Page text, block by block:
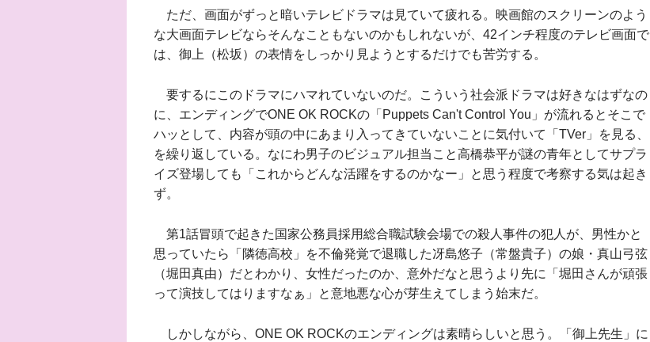
ただ、画面がずっと暗いテレビドラマは見ていて疲れる。映画館のスクリーンのよう
な大画面テレビならそんなこともないのかもしれないが、42インチ程度のテレビ画面で
は、御上（松坂）の表情をしっかり見ようとするだけでも苦労する。
要するにこのドラマにハマれていないのだ。こういう社会派ドラマは好きなはずなの
に、エンディングでONE OK ROCKの「Puppets Can't Control You」が流れるとそこで
ハッとして、内容が頭の中にあまり入ってきていないことに気付いて「TVer」を見る、
を繰り返している。なにわ男子のビジュアル担当こと高橋恭平が謎の青年としてサプラ
イズ登場しても「これからどんな活躍をするのかなー」と思う程度で考察する気は起き
ず。
第1話冒頭で起きた国家公務員採用総合職試験会場での殺人事件の犯人が、男性かと
思っていたら「隣徳高校」を不倫発覚で退職した冴島悠子（常盤貴子）の娘・真山弓弦
（堀田真由）だとわかり、女性だったのか、意外だなと思うより先に「堀田さんが頑張
って演技してはりますなぁ」と意地悪な心が芽生えてしまう始末だ。
しかしながら、ONE OK ROCKのエンディングは素晴らしいと思う。「御上先生」に